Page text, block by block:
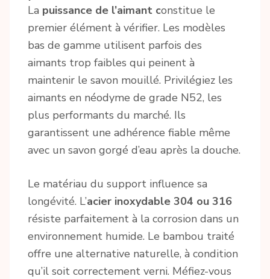
La puissance de l’aimant constitue le
premier élément à vérifier. Les modèles
bas de gamme utilisent parfois des
aimants trop faibles qui peinent à
maintenir le savon mouillé. Privilégiez les
aimants en néodyme de grade N52, les
plus performants du marché. Ils
garantissent une adhérence fiable même
avec un savon gorgé d’eau après la douche.
Le matériau du support influence sa
longévité. L’acier inoxydable 304 ou 316
résiste parfaitement à la corrosion dans un
environnement humide. Le bambou traité
offre une alternative naturelle, à condition
qu’il soit correctement verni. Méfiez-vous